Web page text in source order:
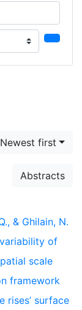
first
Abstracts
& Ghilain, N.
of
scale
framework
rises’ surface